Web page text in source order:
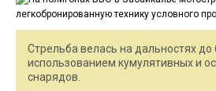
Стрельба велась на дальностях до
использованием кумулятивных и
снарядов.